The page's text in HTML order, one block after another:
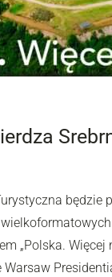
będzie
„Polska.